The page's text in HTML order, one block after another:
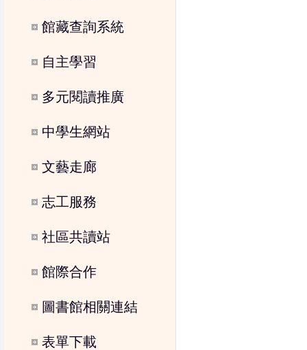
館藏查詢系統
自主學習
多元閱讀推廣
中學生網站
文藝走廊
志工服務
社區共讀站
館際合作
圖書館相關連結
表單下載